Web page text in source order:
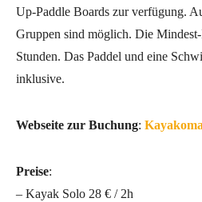
Up-Paddle Boards zur verfügung.
Gruppen sind möglich. Die
Stunden. Das Paddel und eine
inklusive.
Webseite zur Buchung:
Preise:
– Kayak Solo 28 € / 2h